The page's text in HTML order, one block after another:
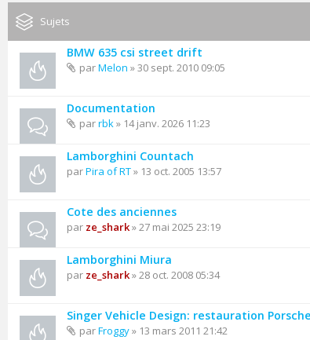
Sujets
BMW 635 csi street drift
parMelon » 30 sept. 2010 09:05
Documentation
parrbk» 14 janv. 2026 11:23
Lamborghini Countach
parPira of RT» 13 oct. 2005 13:57
Cote des anciennes
par ze_shark» 27 mai 2025 23:19
Lamborghini Miura
par ze_shark» 28 oct. 2008 05:34
Singer Vehicle Design: restauration
parFroggy» 13 mars 2011 21:42